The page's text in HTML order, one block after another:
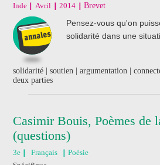
Inde
Avril 2014 Brevet
Pensez-vous qu'on
solidarité dans une
solidarité | soutien | argumentation |
deux parties
Casimir Bouis, Poèmes de
(questions)
3e Français
Poésie